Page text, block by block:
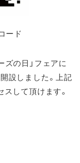
ード
の日」フェアに
設しました。上記
して頂けます。